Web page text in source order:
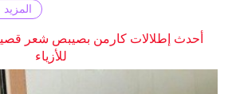
أحدث إطلالات كارمن بصيبص شعر
للأزياء